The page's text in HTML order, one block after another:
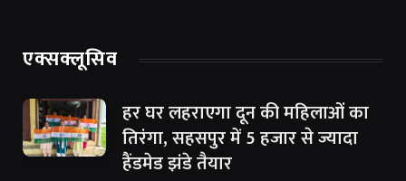
एक्सक्लूसिव
हर घर लहराएगा दून की महिलाओं का
तिरंगा, सहसपुर में 5 हजार से ज्यादा
हैंडमेड झंडे तैयार